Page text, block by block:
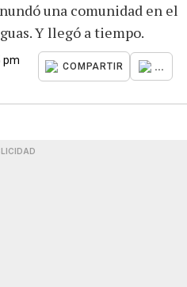
una comunidad en el
Y llegó a tiempo.
pm
COMPARTIR ...